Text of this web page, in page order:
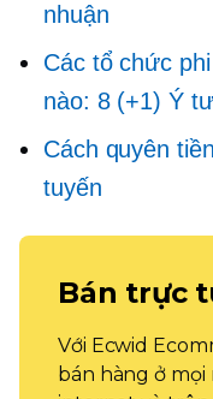
nhuận
Các tổ chức
nào: 8 (+1) Ý
Cách quyên
tuyến
Bán trực
Với Ecwid
bán hàng ở mọi